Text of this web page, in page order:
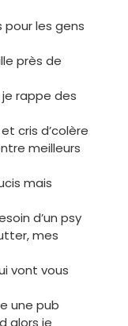
pour les gens
près de
rappe des
cris d’colère
meilleurs
mais
d’un psy
mes
vont vous
une pub
alors je